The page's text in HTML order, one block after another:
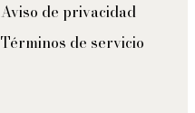
Aviso de privacidad
Términos de servicio